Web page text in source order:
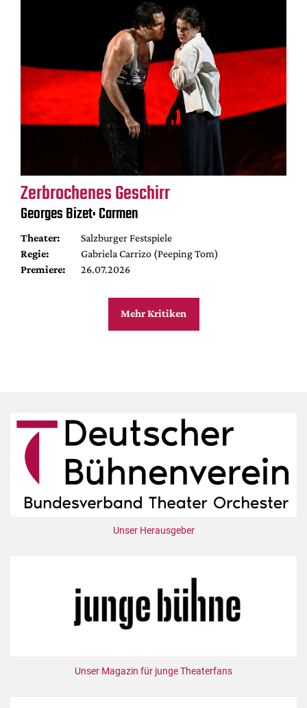
Zerbrochenes Geschirr
Georges Bizet: Carmen
Theater:
Salzburger Festspiele
Regie:
Gabriela Carrizo (Peeping Tom)
Premiere:
26.07.2026
Mehr Kritiken
Unser Herausgeber
Unser Magazin für junge Theaterfans